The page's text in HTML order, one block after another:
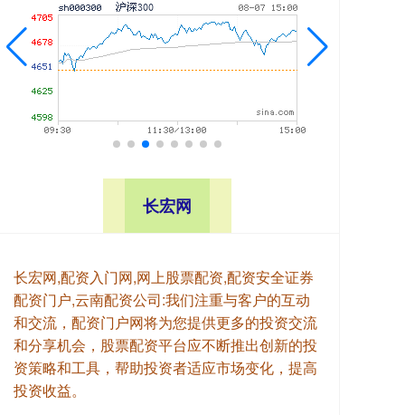
长宏网
长宏网,配资入门网,网上股票配资,配资安全证券
配资门户,云南配资公司:我们注重与客户的互动
和交流，配资门户网将为您提供更多的投资交流
和分享机会，股票配资平台应不断推出创新的投
资策略和工具，帮助投资者适应市场变化，提高
投资收益。